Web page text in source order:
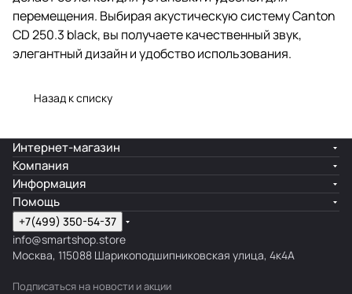
перемещения. Выбирая акустическую систему Canton
CD 250.3 black, вы получаете качественный звук,
элегантный дизайн и удобство использования.
Назад к списку
Интернет-магазин
Компания
Информация
Помощь
+7(499) 350-54-37
info@smartshop.store
Москва, 115088 Шарикоподшипниковская улица, 4к4А
Подписаться на новости и акции